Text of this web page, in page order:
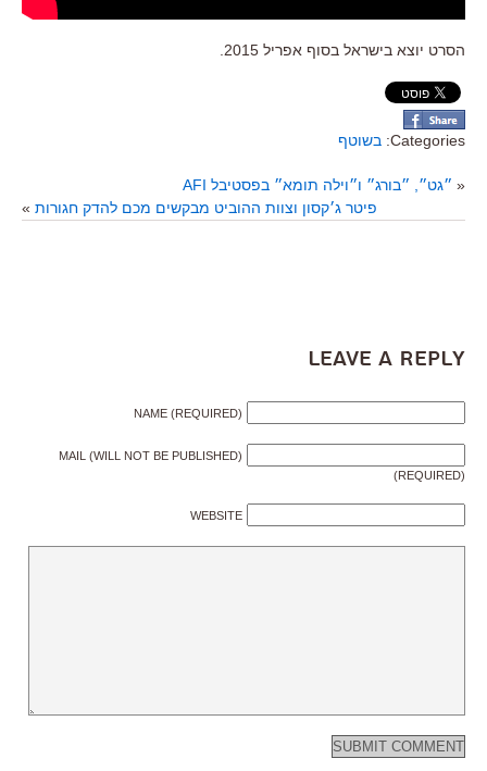
הסרט יוצא בישראל בסוף אפריל 2015.
Categories: בשוטף
« ״גט״, ״בורג״ ו״וילה תומא״ בפסטיבל AFI
פיטר ג׳קסון וצוות ההוביט מבקשים מכם להדק חגורות »
Leave a Reply
NAME (REQUIRED)
MAIL (WILL NOT BE PUBLISHED)
(REQUIRED)
WEBSITE